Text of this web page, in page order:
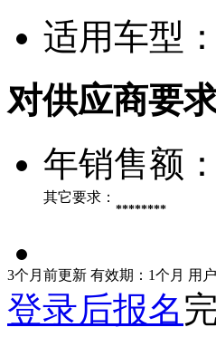
适用车型：
对供应商要求
年销售额：
其它要求：
********
3个月前更新 有效期：1个月 用
登录后报名